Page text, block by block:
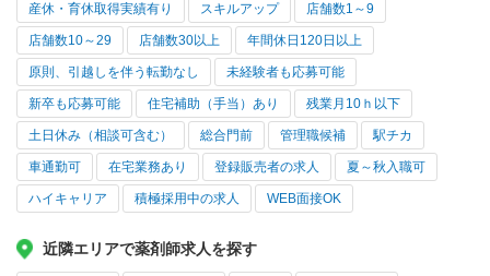
産休・育休取得実績有り スキルアップ 店舗数1～9
店舗数10～29 店舗数30以上 年間休日120日以上
原則、引越しを伴う転勤なし 未経験者も応募可能
新卒も応募可能 住宅補助（手当）あり 残業月10ｈ以下
土日休み（相談可含む） 総合門前 管理職候補 駅チカ
車通勤可 在宅業務あり 登録販売者の求人 夏～秋入職可
ハイキャリア 積極採用中の求人 WEB面接OK
近隣エリアで薬剤師求人を探す